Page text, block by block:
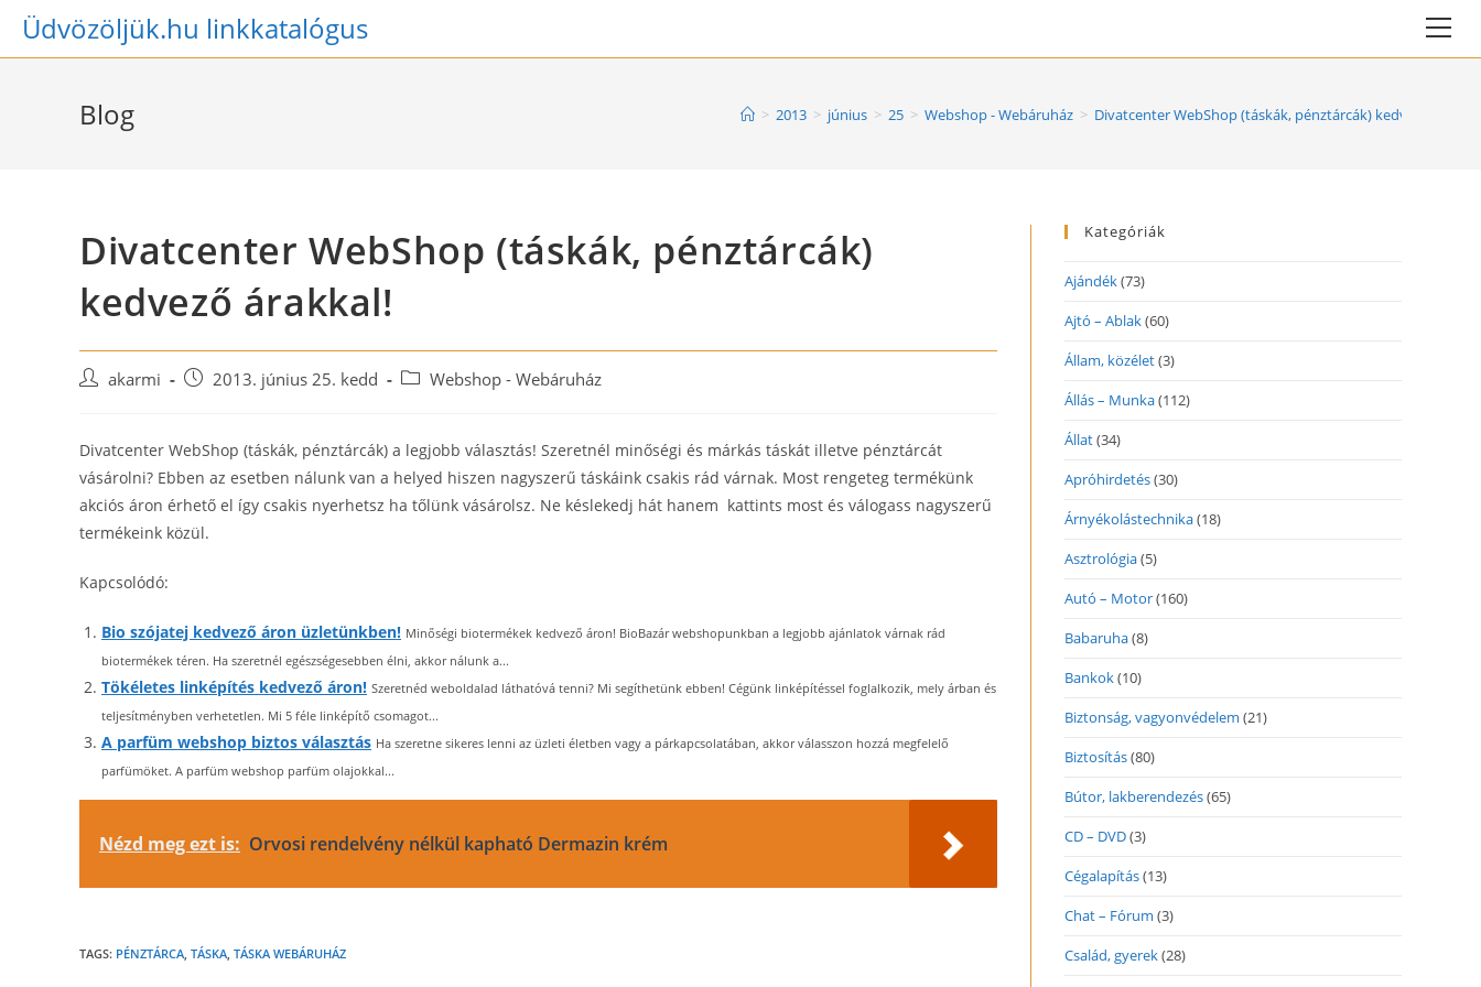
SkipÜdvözöljük.hu linkkatalógus
Blog > 2013 > június > 25 > Webshop - Webáruház > Divatcenter WebShop (táskák, pénztárcák) kedvező
Divatcenter WebShop (táskák, pénztárcák)
kedvező árakkal!
Postakarmi
Post 2013. június 25. kedd
PostWebshop - Webáruház
Divatcenter WebShop (táskák, pénztárcák) a legjobb választás! Szeretnél minőségi és márkás táskát illetve pénztárcát
vásárolni? Ebben az esetben nálunk van a helyed hiszen nagyszerű táskáink csakis rád várnak. Most rengeteg termékünk
akciós áron érhető el így csakis nyerhetsz ha tőlünk vásárolsz. Ne késlekedj hát hanem kattints most és válogass nagyszerű
termékeink közül.
Kapcsolódó:
Bio szójatej kedvező áron üzletünkben! Minőségi biotermékek kedvező áron! BioBazár webshopunkban a legjobb ajánlatok várnak rád
biotermékek téren. Ha szeretnél egészségesebben élni, akkor nálunk a...
Tökéletes linképítés kedvező áron! Szeretnéd weboldalad láthatóvá tenni? Mi segíthetünk ebben! Cégünk linképítéssel foglalkozik, mely árban és
teljesítményben verhetetlen. Mi 5 féle linképítő csomagot...
A parfüm webshop biztos választás Ha szeretne sikeres lenni az üzleti életben vagy a párkapcsolatában, akkor válasszon hozzá megfelelő
parfümöket. A parfüm webshop parfüm olajokkal...
Nézd meg ezt is: Orvosi rendelvény nélkül kapható Dermazin krém
TAGS: PÉNZTÁRCA, TÁSKA, TÁSKA WEBÁRUHÁZ
Kategóriák
Ajándék(73)
Ajtó – Ablak(60)
Állam, közélet(3)
Állás – Munka(112)
Állat(34)
Apróhirdetés(30)
Árnyékolástechnika(18)
Asztrológia(5)
Autó – Motor(160)
Babaruha(8)
Bankok(10)
Biztonság, vagyonvédelem (21)
Biztosítás(80)
Bútor, lakberendezés(65)
CD – DVD(3)
Cégalapítás(13)
Chat – Fórum (3)
Család, gyerek(28)